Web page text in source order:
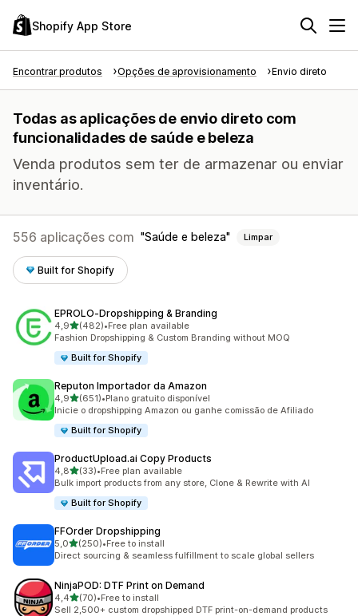
Shopify App Store
Encontrar produtos Opções de aprovisionamento Envio direto
Todas as aplicações de envio direto com
funcionalidades de saúde e beleza
Venda produtos sem ter de armazenar ou enviar
inventário.
556 aplicações com Saúde e beleza Limpar
Built for Shopify
EPROLO‑Dropshipping & Branding
4,9de 5 estrelas
(482)
482 total de avaliações
•Free plan available
Fashion Dropshipping & Custom Branding without MOQ
Built for Shopify
Reputon Importador da Amazon
4,9de 5 estrelas
(651)
651 total de avaliações
•Plano gratuito disponível
Inicie o dropshipping Amazon ou ganhe comissão de Afiliado
Built for Shopify
ProductUpload.ai Copy Products
4,8de 5 estrelas
(33)
33 total de avaliações
•Free plan available
Bulk import products from any store, Clone & Rewrite with AI
Built for Shopify
FFOrder Dropshipping
5,0de 5 estrelas
(250)
250 total de avaliações
•Free to install
Direct sourcing & seamless fulfillment to scale global sellers
NinjaPOD: DTF Print on Demand
4,4de 5 estrelas
(70)
70 total de avaliações
•Free to install
Sell 2,500+ custom dropshipped DTF print-on-demand products